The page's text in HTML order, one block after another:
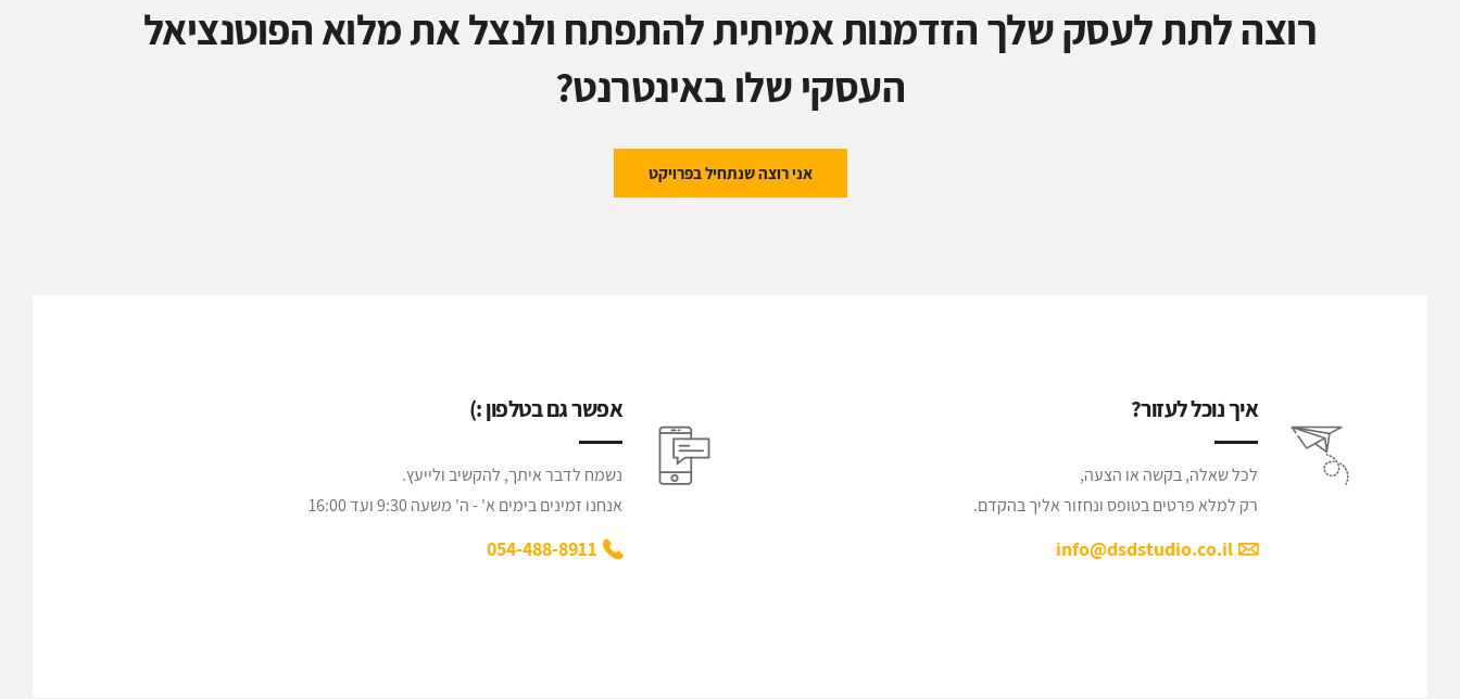
רוצה לתת לעסק שלך הזדמנות אמיתית להתפתח ולנצל את מלוא הפוטנציאל
העסקי שלו באינטרנט?
אני רוצה שנתחיל בפרויקט
איך נוכל לעזור?
לכל שאלה, בקשה או הצעה,
רק למלא פרטים בטופס ונחזור אליך בהקדם.
info@dsdstudio.co.il
אפשר גם בטלפון :)
נשמח לדבר איתך, להקשיב ולייעץ.
אנחנו זמינים בימים א' - ה' משעה 9:30 ועד 16:00
054-488-8911